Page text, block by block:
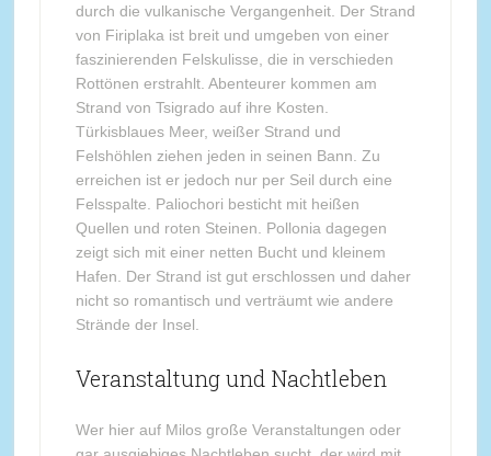
durch die vulkanische Vergangenheit. Der Strand
von Firiplaka ist breit und umgeben von einer
faszinierenden Felskulisse, die in verschieden
Rottönen erstrahlt. Abenteurer kommen am
Strand von Tsigrado auf ihre Kosten.
Türkisblaues Meer, weißer Strand und
Felshöhlen ziehen jeden in seinen Bann. Zu
erreichen ist er jedoch nur per Seil durch eine
Felsspalte. Paliochori besticht mit heißen
Quellen und roten Steinen. Pollonia dagegen
zeigt sich mit einer netten Bucht und kleinem
Hafen. Der Strand ist gut erschlossen und daher
nicht so romantisch und verträumt wie andere
Strände der Insel.
Veranstaltung und Nachtleben
Wer hier auf Milos große Veranstaltungen oder